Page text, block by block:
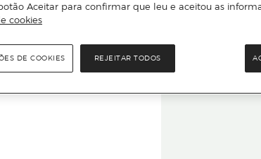
El Corte Inglés.
Aceitar para confirmar que leu e aceitou as
cookies
REJEITAR TODOS
DE COOKIES